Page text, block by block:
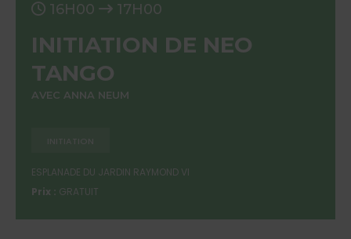
16H00
17H00
INITIATION DE NEO
TANGO
AVEC ANNA NEUM
ESPLANADE DU JARDIN RAYMOND VI
Prix : GRATUIT